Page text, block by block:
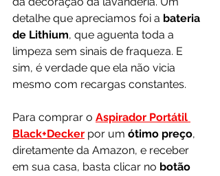
detalhe que apreciamos foi a bateria
de Lithium, que aguenta toda a
limpeza sem sinais de fraqueza. E
sim, é verdade que ela não vicia
mesmo com recargas constantes.
Para comprar o Aspirador Portátil
Black+Decker por um ótimo preço,
diretamente da Amazon, e receber
em sua casa, basta clicar no botão